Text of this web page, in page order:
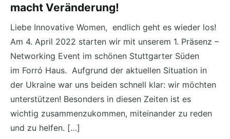
macht Veränderung!
Liebe Innovative Women, endlich geht es wieder los!
Am 4. April 2022 starten wir mit unserem 1. Präsenz –
Networking Event im schönen Stuttgarter Süden
im Forró Haus. Aufgrund der aktuellen Situation in
der Ukraine war uns beiden schnell klar: wir möchten
unterstützen! Besonders in diesen Zeiten ist es
wichtig zusammenzukommen, miteinander zu reden
und zu helfen. […]